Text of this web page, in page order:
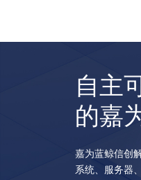
自主
的嘉
嘉为蓝鲸信创
系统、服务器